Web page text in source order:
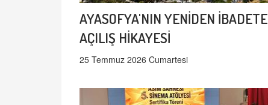
AYASOFYA'NIN YENİDEN İBADETE
AÇILIŞ HİKAYESİ
25 Temmuz 2026 Cumartesi